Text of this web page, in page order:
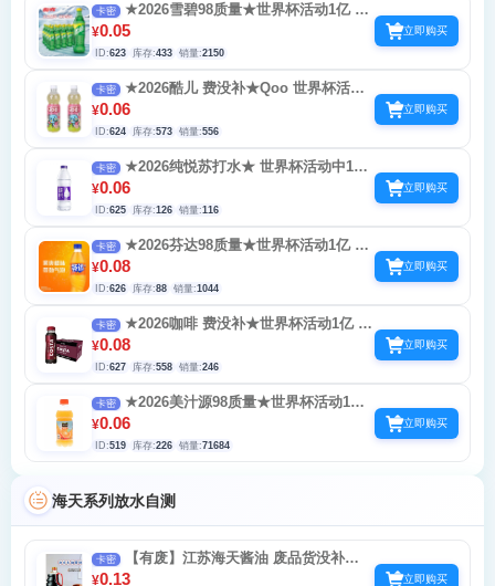
卡密
★2026雪碧98质量★世界杯活动1亿 每
天3次不能同款一起玩可乐
¥0.05
ID:623 库存:433 销量:2150
立即购买
卡密
★2026酷儿 费没补★Qoo 世界杯活动1
亿 每天3次不能同款一起玩可乐
¥0.06
ID:624 库存:573 销量:556
立即购买
卡密
★2026纯悦苏打水★ 世界杯活动中1亿
个红包 一天3次 可乐系冲突PureJoy
¥0.06
ID:625 库存:126 销量:116
立即购买
卡密
★2026芬达98质量★世界杯活动1亿 每
天3次不能同款一起玩可乐
¥0.08
ID:626 库存:88 销量:1044
立即购买
卡密
★2026咖啡 费没补★世界杯活动1亿 每
天3次不能同款一起玩可乐
¥0.08
ID:627 库存:558 销量:246
立即购买
卡密
★2026美汁源98质量★世界杯活动1亿
每天3次不能同款一起玩可乐
¥0.06
ID:519 库存:226 销量:71684
立即购买
海天系列放水自测
卡密
【有废】江苏海天酱油 废品货没补
0.66-888扫码间隔30秒左右 一天十次
¥0.13 立即购买